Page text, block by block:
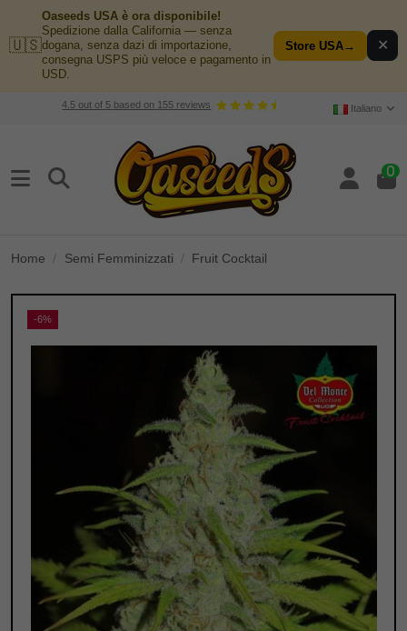
🇺🇸
Oaseeds USA è ora disponibile!
Spedizione dalla California — senza
dogana, senza dazi di importazione,
consegna USPS più veloce e pagamento in
USD.
Store USA→ ✕
4.5 out of 5 based on 155 reviews Italiano
0
Home Semi Femminizzati Fruit Cocktail
-6%